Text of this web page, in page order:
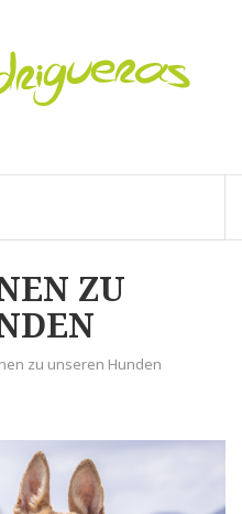
ZU
zu unseren Hunden